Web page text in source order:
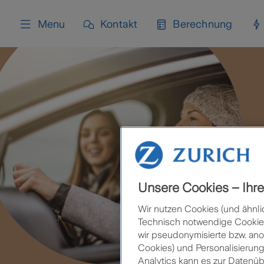
Menu Kontakt Berechnung
Unsere Cookies –
Wir nutzen Cookies (und
Technisch notwendige
wir pseudonymisierte bzw.
Cookies) und
Analytics kann es zur